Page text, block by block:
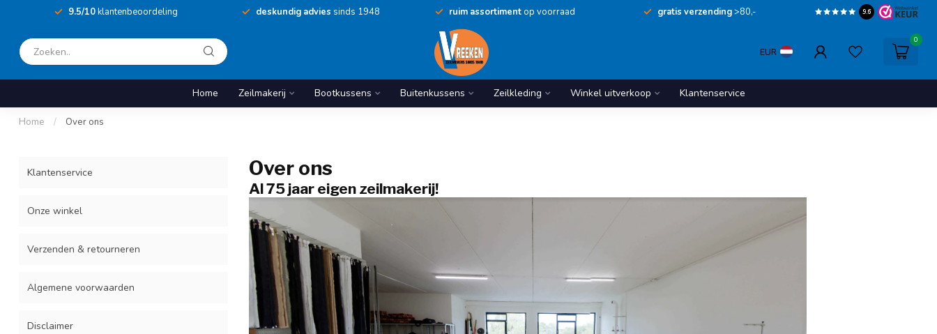
9.5/10klantenbeoordeling deskundig advies sinds 1948 ruim assortimentop voorraad gratis verzending>80,- 9.6
EUR
0
Home Zeilmakerij Bootkussens Buitenkussens Zeilkleding Winkel uitverkoop Klantenservice
Home / Over ons
Klantenservice
Onze winkel
Verzenden & retourneren
Algemene voorwaarden
Disclaimer
Over ons
Al 75 jaar eigen zeilmakerij!